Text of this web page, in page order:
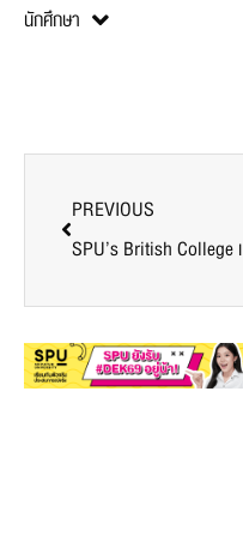
นักศึกษา
PREVIOUS